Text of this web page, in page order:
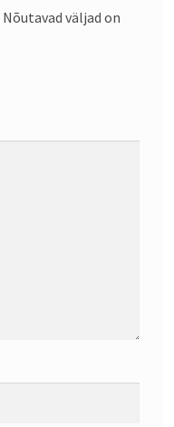
Nõutavad väljad on